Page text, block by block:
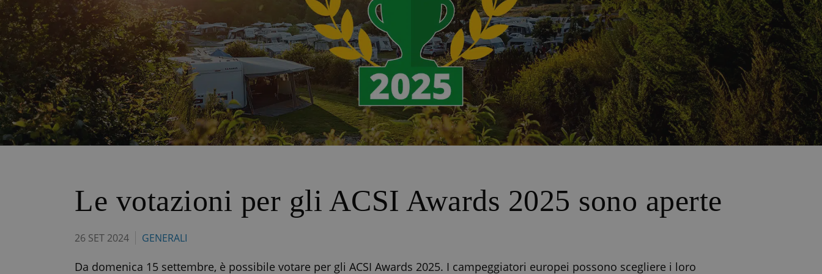
Le votazioni per gli ACSI Awards 2025 sono aperte
26 SET 2024 GENERALI
Da domenica 15 settembre, è possibile votare per gli ACSI Awards 2025. I campeggiatori europei possono scegliere i loro